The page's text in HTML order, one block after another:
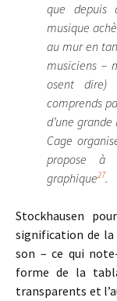
que depuis
musique
au mur en
musiciens –
osent dire)
comprends
d’une grande
Cage
propose à
graphique27.
Stockhausen
signification de
son – ce qui
forme de la
transparents et